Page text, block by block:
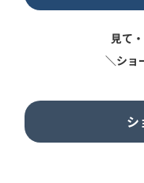
見て
＼ショ
シ